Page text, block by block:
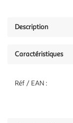
Description
Caractéristiques
Réf / EAN :